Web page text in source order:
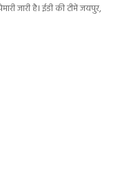
जारी है। ईडी की टीमें जयपुर,